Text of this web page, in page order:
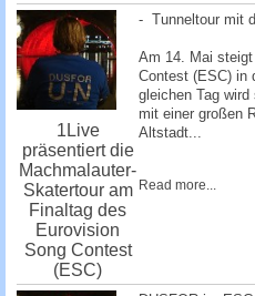
1Live
präsentiert die
Machmalauter-
Skatertour am
Finaltag des
Eurovision
Song Contest
(ESC)
- Tunneltour mit
Am 14. Mai
Contest (ESC) in
gleichen Tag
mit einer großen
Altstadt...
Read more...